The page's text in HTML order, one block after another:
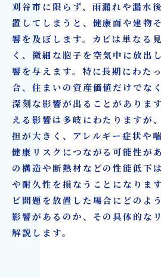
刈谷市に限らず、雨漏れや漏水
置してしまうと、健康面や建物
響を及ぼします。カビは単なる
く、微細な胞子を空気中に放出
響を与えます。特に長期にわた
合、住まいの資産価値だけでな
深刻な影響が出ることがありま
える影響は多岐にわたりますが
担が大きく、アレルギー症状や
健康リスクにつながる可能性が
の構造や断熱材などの性能低下
や耐久性を損なうことになりま
ビ問題を放置した場合にどのよ
影響があるのか、その具体的な
解説します。